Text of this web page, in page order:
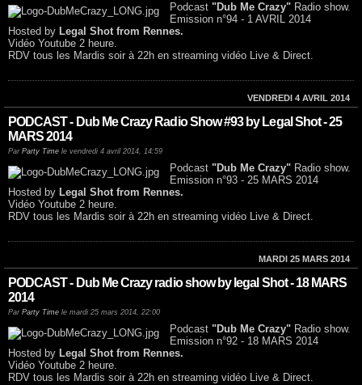
Podcast "Dub Me Crazy" Radio show.
Emission n°94 - 1 AVRIL 2014
Hosted by Legal Shot from Rennes.
Vidéo Youtube 2 heure.
RDV tous les Mardis soir à 22h en streaming vidéo Live & Direct.
VENDREDI 4 AVRIL 2014
PODCAST - Dub Me Crazy Radio Show #93 by Legal Shot - 25
MARS 2014
Par Party Time le vendredi 4 avril 2014, 14:59
Podcast "Dub Me Crazy" Radio show.
Emission n°93 - 25 MARS 2014
Hosted by Legal Shot from Rennes.
Vidéo Youtube 2 heure.
RDV tous les Mardis soir à 22h en streaming vidéo Live & Direct.
MARDI 25 MARS 2014
PODCAST - Dub Me Crazy radio show by legal Shot - 18 MARS
2014
Par Party Time le mardi 25 mars 2014, 22:00
Podcast "Dub Me Crazy" Radio show.
Emission n°92 - 18 MARS 2014
Hosted by Legal Shot from Rennes.
Vidéo Youtube 2 heure.
RDV tous les Mardis soir à 22h en streaming vidéo Live & Direct.